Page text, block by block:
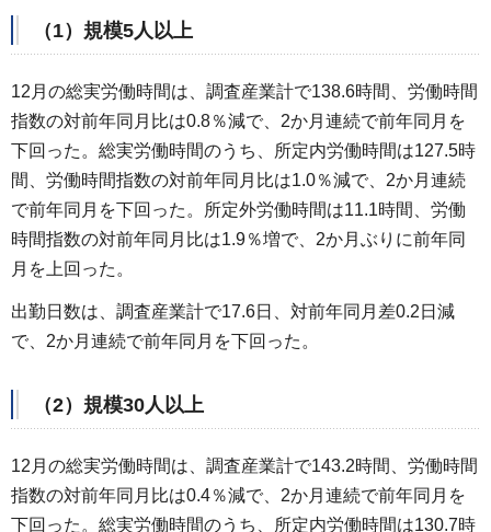
（1）規模5人以上
12月の総実労働時間は、調査産業計で138.6時間、労働時間
指数の対前年同月比は0.8％減で、2か月連続で前年同月を
下回った。総実労働時間のうち、所定内労働時間は127.5時
間、労働時間指数の対前年同月比は1.0％減で、2か月連続
で前年同月を下回った。所定外労働時間は11.1時間、労働
時間指数の対前年同月比は1.9％増で、2か月ぶりに前年同
月を上回った。
出勤日数は、調査産業計で17.6日、対前年同月差0.2日減
で、2か月連続で前年同月を下回った。
（2）規模30人以上
12月の総実労働時間は、調査産業計で143.2時間、労働時間
指数の対前年同月比は0.4％減で、2か月連続で前年同月を
下回った。総実労働時間のうち、所定内労働時間は130.7時